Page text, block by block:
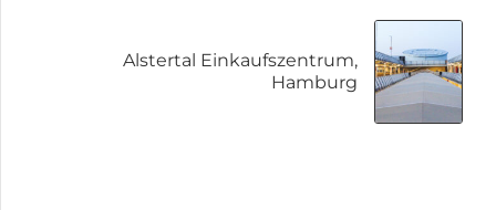
Alstertal Einkaufszentrum,
Hamburg